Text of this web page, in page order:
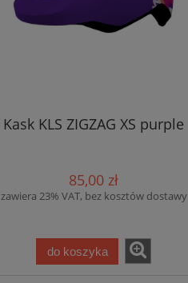
Kask KLS ZIGZAG XS purple
85,00 zł
zawiera 23% VAT, bez kosztów dostawy
do koszyka